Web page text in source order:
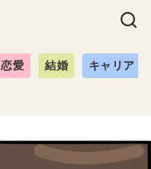
恋愛 結婚 キャリア